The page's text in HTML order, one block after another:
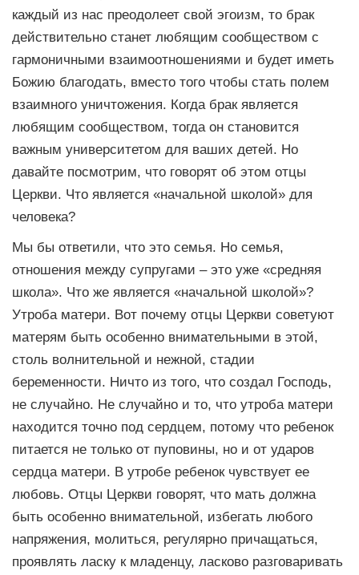
каждый из нас преодолеет свой эгоизм, то брак
действительно станет любящим сообществом с
гармоничными взаимоотношениями и будет иметь
Божию благодать, вместо того чтобы стать полем
взаимного уничтожения. Когда брак является
любящим сообществом, тогда он становится
важным университетом для ваших детей. Но
давайте посмотрим, что говорят об этом отцы
Церкви. Что является «начальной школой» для
человека?
Мы бы ответили, что это семья. Но семья,
отношения между супругами – это уже «средняя
школа». Что же является «начальной школой»?
Утроба матери. Вот почему отцы Церкви советуют
матерям быть особенно внимательными в этой,
столь волнительной и нежной, стадии
беременности. Ничто из того, что создал Господь,
не случайно. Не случайно и то, что утроба матери
находится точно под сердцем, потому что ребенок
питается не только от пуповины, но и от ударов
сердца матери. В утробе ребенок чувствует ее
любовь. Отцы Церкви говорят, что мать должна
быть особенно внимательной, избегать любого
напряжения, молиться, регулярно причащаться,
проявлять ласку к младенцу, ласково разговаривать